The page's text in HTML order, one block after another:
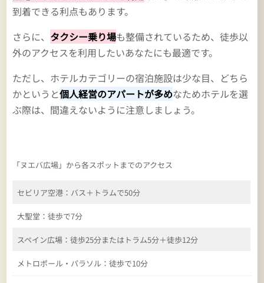
到着できる利点もあります。
さらに、 タクシー乗り場も整備されているため、徒歩以
外のアクセスを利用したいあなたにも最適です。
ただし、ホテルカテゴリーの宿泊施設は少な目、どちら
かというと個人経営のアパートが多めなためホテルを選
ぶ際は、間違えないように注意しましょう。
「ヌエバ広場」から各スポットまでのアクセス
セビリア空港：バス＋トラムで50分
大聖堂：徒歩で7分
スペイン広場：徒歩25分またはトラム5分＋徒歩12分
メトロポール・パラソル：徒歩で10分